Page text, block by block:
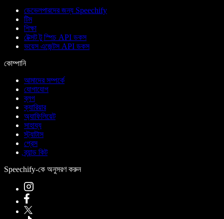
ডেভেলপারদের জন্য Speechify
টিম
শিক্ষা
টেক্সট টু স্পিচ API ডকস
ভয়েস এজেন্টস API ডকস
কোম্পানি
আমাদের সম্পর্কে
যোগাযোগ
ব্লগ
ক্যারিয়ার
অ্যাফিলিয়েট
সাহায্য
স্ট্যাটাস
প্রেস
ব্র্যান্ড কিট
Speechify-কে অনুসরণ করুন